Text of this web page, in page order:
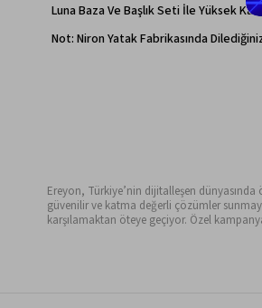
Luna Baza Ve Başlık Seti İle Yüksek
Not: Niron Yatak Fabrikasında
Ereyon, Türkiye’nin dijitalleşen dünyasında
güvenilir ve katma değerli çözümler
karşılamaktan öteye geçiyor. Özel